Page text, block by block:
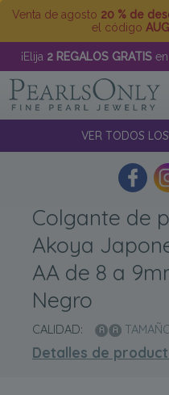
Venta de agosto 20 % de
el código
¡Elija 2 REGALOS GRATIS
VER TODOS
Colgante de
Akoya
AA de 8 a
Negro
CALIDAD:
Detalles de